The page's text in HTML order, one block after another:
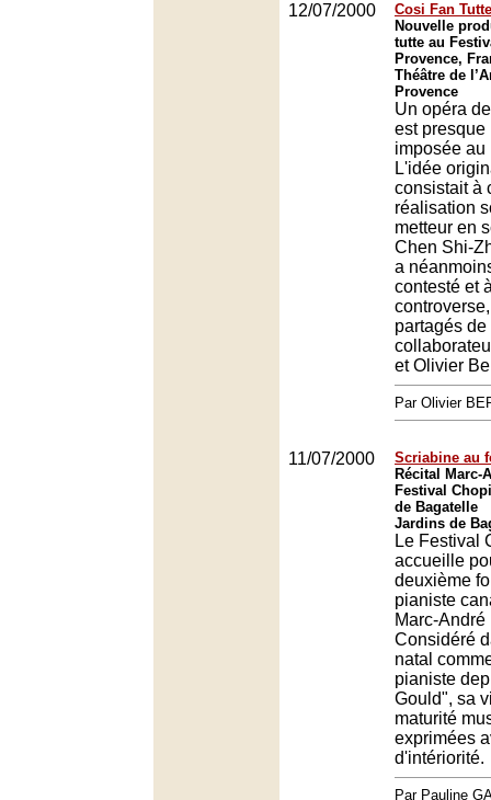
12/07/2000
Cosi Fan
Nouvelle
tutte au
Provence,
Théâtre de
Provence
Un opéra
est presque
imposée
L'idée
consistait à
réalisation
metteur en
Chen Shi-
a
contesté et
partagés de
et Olivier
Par Olivier
11/07/2000
Scriabine au
Récital Marc-
Festival
de Bagatelle
Jardins de
Le Festival
accueille
deuxième
pianiste
Marc-
Considéré
natal
pianiste
Gould", sa
maturité
exprimées
d'intériorité.
Par Pauline